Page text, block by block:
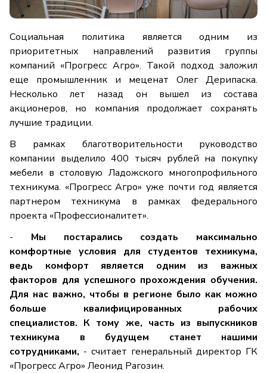
Социальная политика является одним из
приоритетных направлений развития группы
компаний «Прогресс Агро». Такой подход заложил
еще промышленник и меценат Олег Дерипаска.
Несколько лет назад он вышел из состава
акционеров, но компания продолжает сохранять
лучшие традиции.
В рамках благотворительности руководство
компании выделило 400 тысяч рублей на покупку
мебели в столовую Ладожского многопрофильного
техникума. «Прогресс Агро» уже почти год является
партнером техникума в рамках федерального
проекта «Профессионалитет».
- Мы постарались создать максимально
комфортные условия для студентов техникума,
ведь комфорт является одним из важных
факторов для успешного прохождения обучения.
Для нас важно, чтобы в регионе было как можно
больше квалифицированных рабочих
специалистов. К тому же, часть из выпускников
техникума в будущем станет нашими
сотрудниками, - считает генеральный директор ГК
«Прогресс Агро» Леонид Рагозин.